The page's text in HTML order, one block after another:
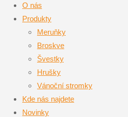
O nás
Produkty
Meruňky
Broskve
Švestky
Hrušky
Vánoční stromky
Kde nás najdete
Novinky